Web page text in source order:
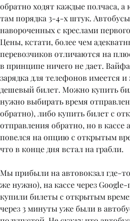
обратно ходят каждые полчаса,
там порядка 3-4-х штук.
навороченных с креслами
Цены, кстати, более чем
перевозчиков отличаются на
в принципе ничего не дает.
зарядка для телефонов имеется
дешевый билет. Можно купить
нужно выбирать время
обратно), либо купить билет с
отправления обратно, но в кассе
повелся на опцию с открытым
что в конце дня встал на грабли.
Мы прибыли на автовокзал где-
же нужно), на кассе через
купили билеты с открытым
через 3 минуты уже были в